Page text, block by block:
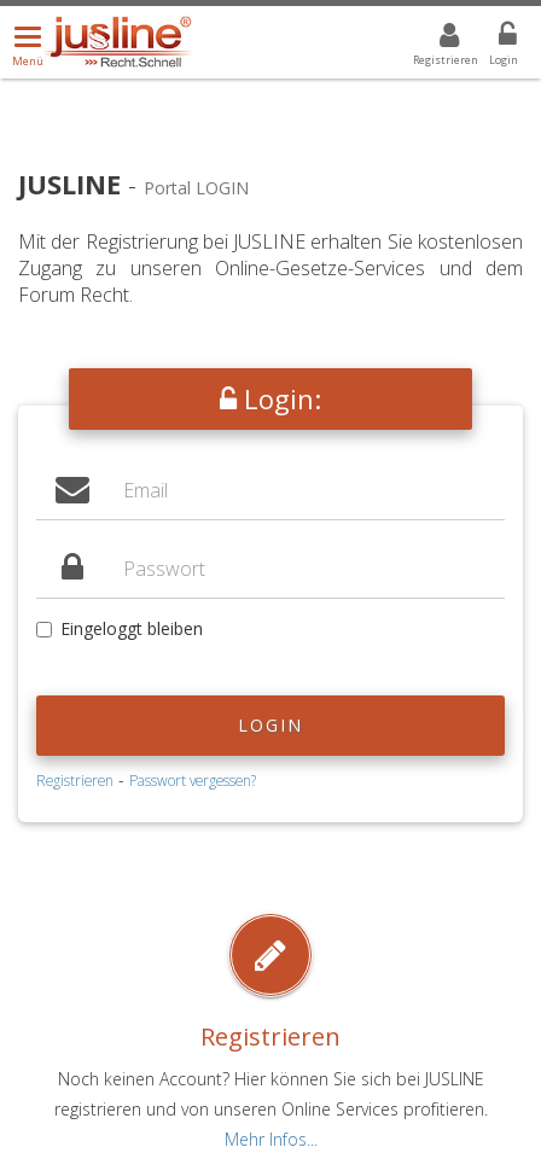
Registrieren Login
Menü
öffnen/schließen
Menü
ALLE DROPDOWN: GEWÄHLTER WERT IST ALLE
JUSLINE - Portal LOGIN
Mit der Registrierung bei JUSLINE erhalten Sie kostenlosen
Zugang zu unseren Online-Gesetze-Services und dem
Forum Recht.
Login:
Eingeloggt bleiben
LOGIN
Registrieren - Passwort vergessen?
Registrieren
Noch keinen Account? Hier können Sie sich bei JUSLINE
registrieren und von unseren Online Services profitieren.
Mehr Infos...